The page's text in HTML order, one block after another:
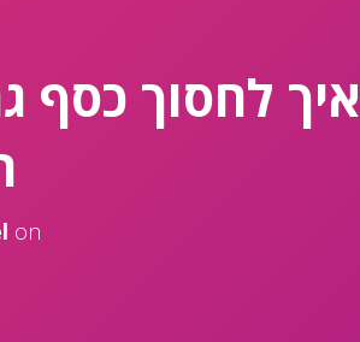
איך לחסוך כסף
on